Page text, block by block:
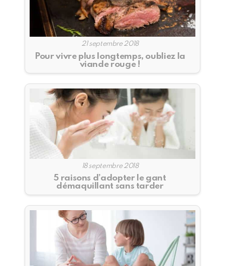
21 septembre 2018
Pour vivre plus longtemps, oubliez la
viande rouge !
18 septembre 2018
5 raisons d’adopter le gant
démaquillant sans tarder